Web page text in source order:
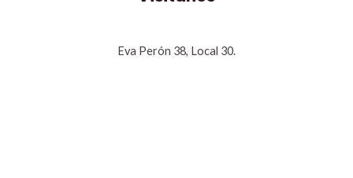
Eva Perón 38, Local 30.